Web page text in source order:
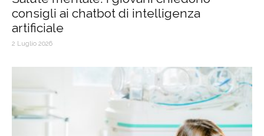
consigli ai chatbot di intelligenza
artificiale
2 Luglio 2026